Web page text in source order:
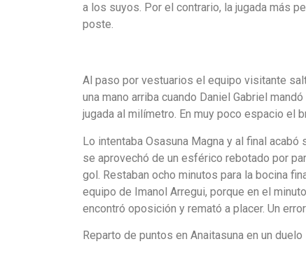
a los suyos. Por el contrario, la jugada más
poste.
Al paso por vestuarios el equipo visitante
una mano arriba cuando Daniel Gabriel
jugada al milímetro. En muy poco espacio el
Lo intentaba Osasuna Magna y al final
se aprovechó de un esférico rebotado por
gol. Restaban ocho minutos para la bocina
equipo de Imanol Arregui, porque en el
encontró oposición y remató a placer. Un
Reparto de puntos en Anaitasuna en un